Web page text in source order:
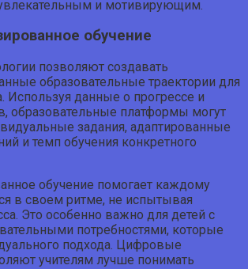
и мотивирующим.
обучение
позволяют создавать
образовательные траектории для
Используя данные о прогрессе и
образовательные платформы могут
задания, адаптированные
и темп обучения конкретного
обучение помогает каждому
в своем ритме, не испытывая
Это особенно важно для детей с
потребностями, которые
подхода. Цифровые
учителям лучше понимать